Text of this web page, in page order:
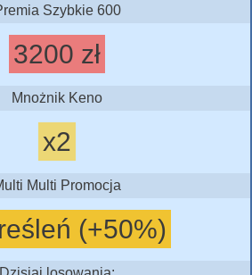
Szybkie 600
3200 zł
Mnożnik Keno
x2
Multi Promocja
(+50%)